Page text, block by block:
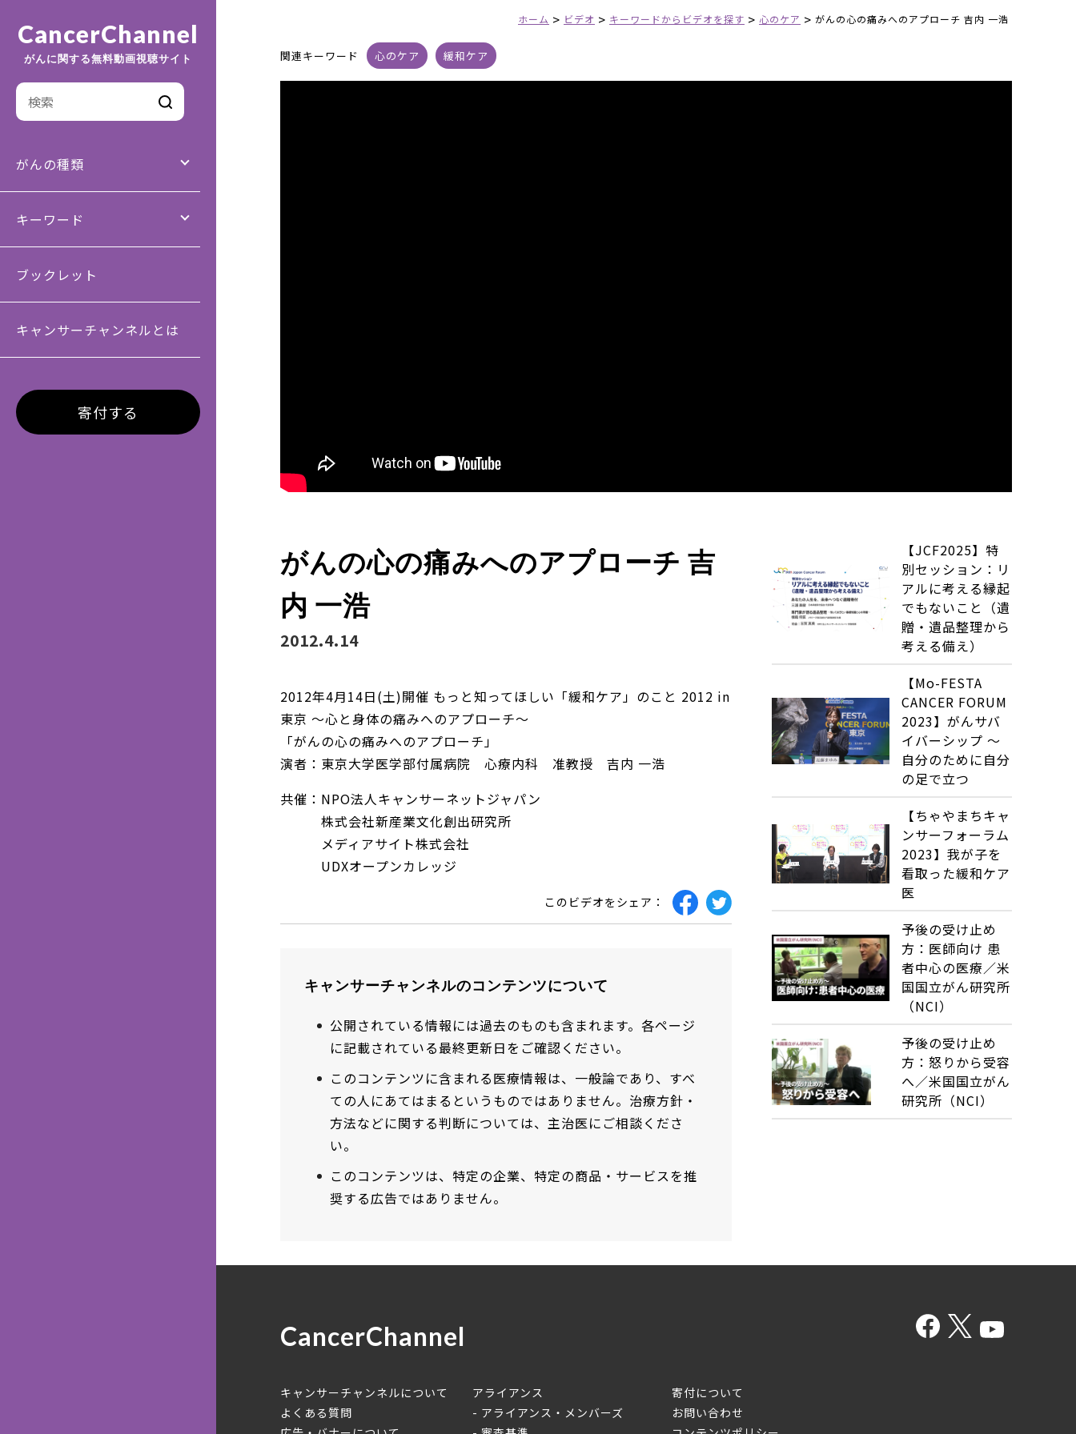
CancerChannel
がんに関する無料動画視聴サイト
がんの種類
キーワード
ブックレット
キャンサーチャンネルとは
寄付する
ホーム > ビデオ > キーワードからビデオを探す > 心のケア > がんの心の痛みへのアプローチ 吉内 一浩
関連キーワード 心のケア 緩和ケア
がんの心の痛みへのアプローチ 吉
内 一浩
2012.4.14
2012年4月14日(土)開催 もっと知ってほしい「緩和ケア」のこと 2012 in
東京 ～心と身体の痛みへのアプローチ～
「がんの心の痛みへのアプローチ」
演者：東京大学医学部付属病院 心療内科 准教授 吉内 一浩
共催：NPO法人キャンサーネットジャパン
株式会社新産業文化創出研究所
メディアサイト株式会社
UDXオープンカレッジ
このビデオをシェア：
キャンサーチャンネルのコンテンツについて
公開されている情報には過去のものも含まれます。各ページ
に記載されている最終更新日をご確認ください。
このコンテンツに含まれる医療情報は、一般論であり、すべ
ての人にあてはまるというものではありません。治療方針・
方法などに関する判断については、主治医にご相談くださ
い。
このコンテンツは、特定の企業、特定の商品・サービスを推
奨する広告ではありません。
【JCF2025】特
別セッション：リ
アルに考える縁起
でもないこと（遺
贈・遺品整理から
考える備え）
【Mo-FESTA
CANCER FORUM
2023】がんサバ
イバーシップ ～
自分のために自分
の足で立つ
【ちゃやまちキャ
ンサーフォーラム
2023】我が子を
看取った緩和ケア
医
予後の受け止め
方：医師向け 患
者中心の医療／米
国国立がん研究所
（NCI）
予後の受け止め
方：怒りから受容
へ／米国国立がん
研究所（NCI）
CancerChannel
キャンサーチャンネルについて
よくある質問
アライアンス
アライアンス・メンバーズ
寄付について
お問い合わせ